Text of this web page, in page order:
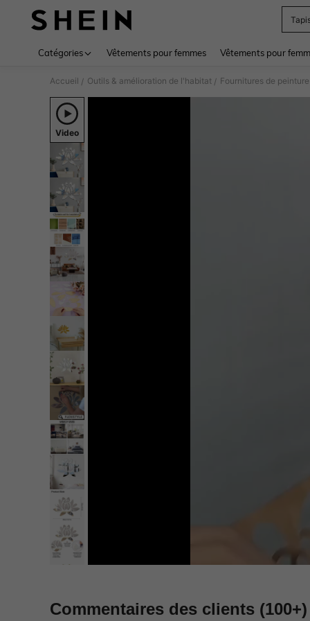
Catégories Vêtements pour femmes Vêtements pour
Accueil / Outils & amélioration de l'habitat / Fournitures de
Video
Commentaires des clients (100+)